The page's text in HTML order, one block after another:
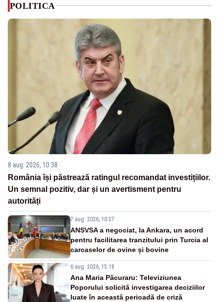
POLITICA
8 aug. 2026, 10:38
România își păstrează ratingul recomandat investițiilor.
Un semnal pozitiv, dar și un avertisment pentru
autorități
7 aug. 2026, 10:57
ANSVSA a negociat, la Ankara, un acord
pentru facilitarea tranzitului prin Turcia al
carcaselor de ovine și bovine
6 aug. 2026, 15:18
Ana Maria Păcuraru: Televiziunea
Poporului solicită investigarea deciziilor
luate în această perioadă de criză